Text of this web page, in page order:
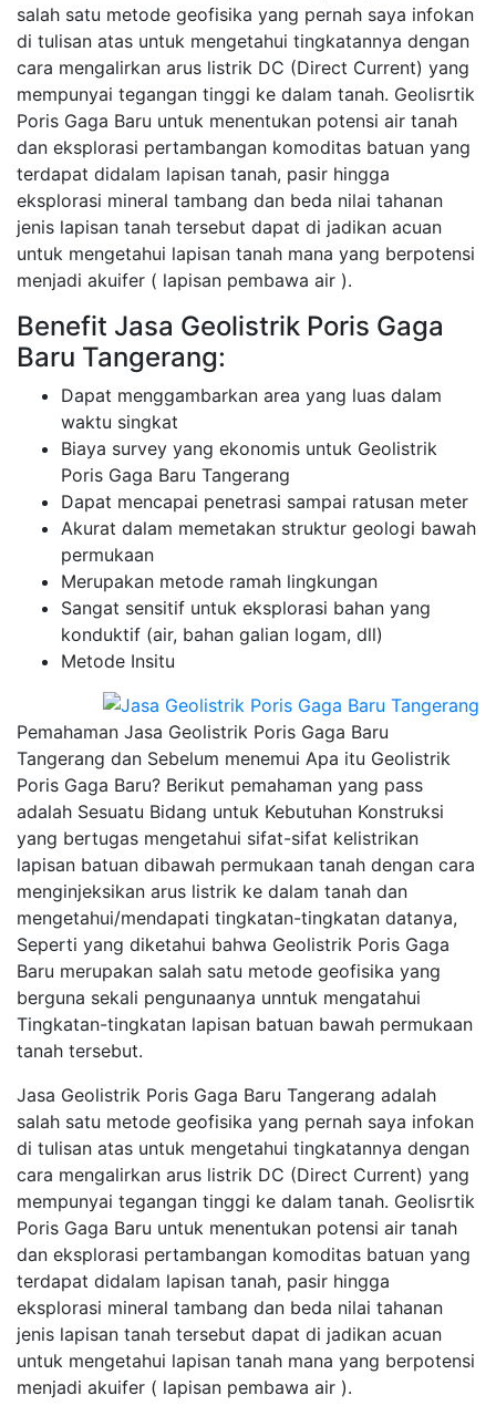
salah satu metode geofisika yang pernah saya infokan
di tulisan atas untuk mengetahui tingkatannya dengan
cara mengalirkan arus listrik DC (Direct Current) yang
mempunyai tegangan tinggi ke dalam tanah. Geolisrtik
Poris Gaga Baru untuk menentukan potensi air tanah
dan eksplorasi pertambangan komoditas batuan yang
terdapat didalam lapisan tanah, pasir hingga
eksplorasi mineral tambang dan beda nilai tahanan
jenis lapisan tanah tersebut dapat di jadikan acuan
untuk mengetahui lapisan tanah mana yang berpotensi
menjadi akuifer ( lapisan pembawa air ).
Benefit Jasa Geolistrik Poris Gaga
Baru Tangerang:
Dapat menggambarkan area yang luas dalam
waktu singkat
Biaya survey yang ekonomis untuk Geolistrik
Poris Gaga Baru Tangerang
Dapat mencapai penetrasi sampai ratusan meter
Akurat dalam memetakan struktur geologi bawah
permukaan
Merupakan metode ramah lingkungan
Sangat sensitif untuk eksplorasi bahan yang
konduktif (air, bahan galian logam, dll)
Metode Insitu
Pemahaman Jasa Geolistrik Poris Gaga Baru
Tangerang dan Sebelum menemui Apa itu Geolistrik
Poris Gaga Baru? Berikut pemahaman yang pass
adalah Sesuatu Bidang untuk Kebutuhan Konstruksi
yang bertugas mengetahui sifat-sifat kelistrikan
lapisan batuan dibawah permukaan tanah dengan cara
menginjeksikan arus listrik ke dalam tanah dan
mengetahui/mendapati tingkatan-tingkatan datanya,
Seperti yang diketahui bahwa Geolistrik Poris Gaga
Baru merupakan salah satu metode geofisika yang
berguna sekali pengunaanya unntuk mengatahui
Tingkatan-tingkatan lapisan batuan bawah permukaan
tanah tersebut.
Jasa Geolistrik Poris Gaga Baru Tangerang adalah
salah satu metode geofisika yang pernah saya infokan
di tulisan atas untuk mengetahui tingkatannya dengan
cara mengalirkan arus listrik DC (Direct Current) yang
mempunyai tegangan tinggi ke dalam tanah. Geolisrtik
Poris Gaga Baru untuk menentukan potensi air tanah
dan eksplorasi pertambangan komoditas batuan yang
terdapat didalam lapisan tanah, pasir hingga
eksplorasi mineral tambang dan beda nilai tahanan
jenis lapisan tanah tersebut dapat di jadikan acuan
untuk mengetahui lapisan tanah mana yang berpotensi
menjadi akuifer ( lapisan pembawa air ).